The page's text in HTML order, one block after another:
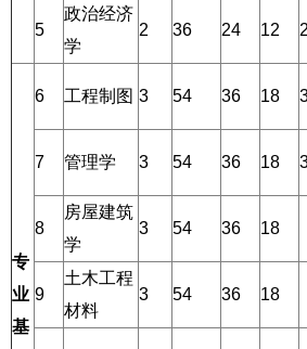
5
政治经济
学
2 36 24 12
专
业
基
6 工程制图 3 54 36 18
7 管理学 3 54 36 18
8
房屋建筑
学
3 54 36 18
9
土木工程
材料
3 54 36 18